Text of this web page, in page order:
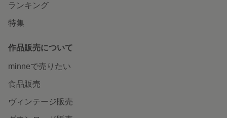
ランキング
特集
作品販売について
minneで売りたい
食品販売
ヴィンテージ販売